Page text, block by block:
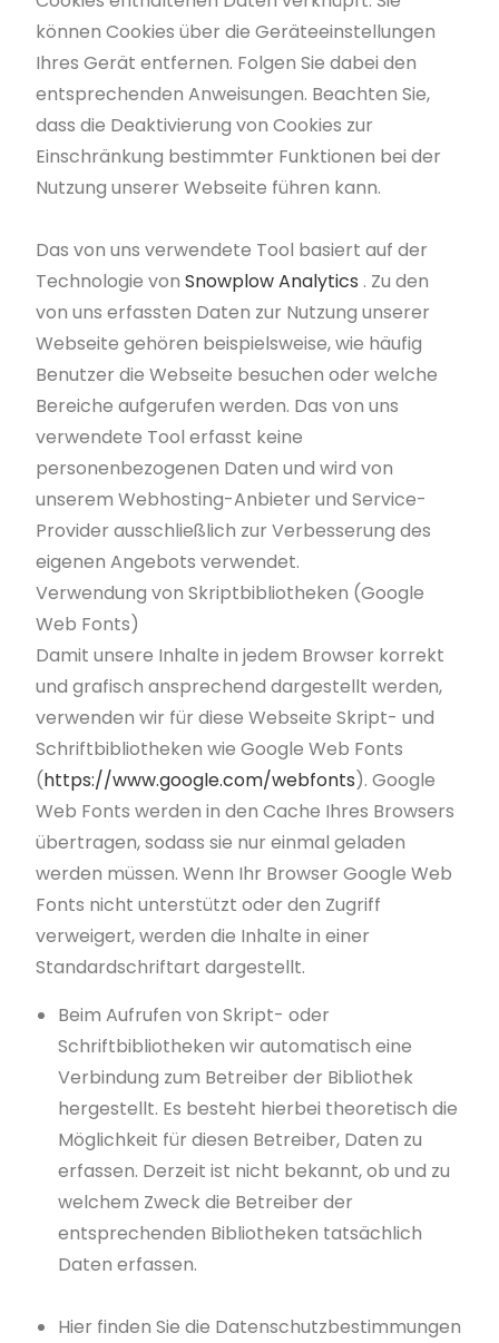
können Cookies über die Geräteeinstellungen
Ihres Gerät entfernen. Folgen Sie dabei den
entsprechenden Anweisungen. Beachten Sie,
dass die Deaktivierung von Cookies zur
Einschränkung bestimmter Funktionen bei der
Nutzung unserer Webseite führen kann.
Das von uns verwendete Tool basiert auf der
Technologie vonSnowplow Analytics . Zu den
von uns erfassten Daten zur Nutzung unserer
Webseite gehören beispielsweise, wie häufig
Benutzer die Webseite besuchen oder welche
Bereiche aufgerufen werden. Das von uns
verwendete Tool erfasst keine
personenbezogenen Daten und wird von
unserem Webhosting-Anbieter und Service-
Provider ausschließlich zur Verbesserung des
eigenen Angebots verwendet.
Verwendung von Skriptbibliotheken (Google
Web Fonts)
Damit unsere Inhalte in jedem Browser korrekt
und grafisch ansprechend dargestellt werden,
verwenden wir für diese Webseite Skript- und
Schriftbibliotheken wie Google Web Fonts
(https://www.google.com/webfonts). Google
Web Fonts werden in den Cache Ihres Browsers
übertragen, sodass sie nur einmal geladen
werden müssen. Wenn Ihr Browser Google Web
Fonts nicht unterstützt oder den Zugriff
verweigert, werden die Inhalte in einer
Standardschriftart dargestellt.
Beim Aufrufen von Skript- oder
Schriftbibliotheken wir automatisch eine
Verbindung zum Betreiber der Bibliothek
hergestellt. Es besteht hierbei theoretisch die
Möglichkeit für diesen Betreiber, Daten zu
erfassen. Derzeit ist nicht bekannt, ob und zu
welchem Zweck die Betreiber der
entsprechenden Bibliotheken tatsächlich
Daten erfassen.
Hier finden Sie die Datenschutzbestimmungen